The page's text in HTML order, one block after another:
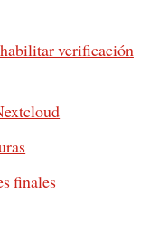
verificación
finales